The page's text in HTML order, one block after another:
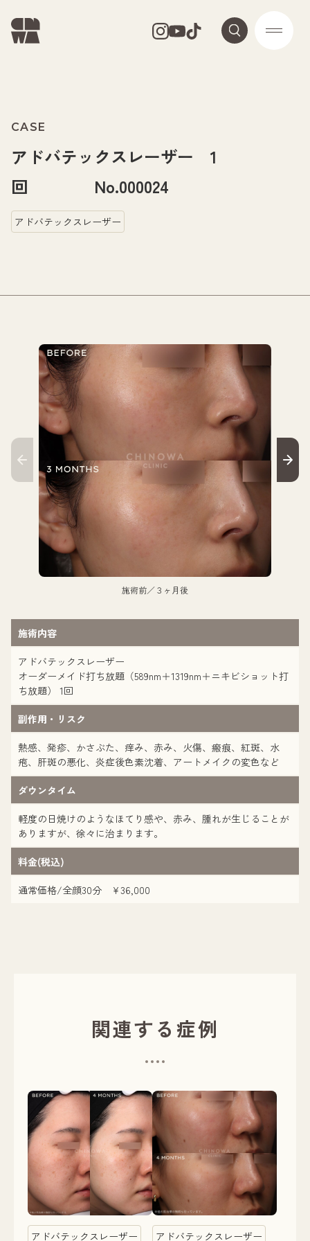
CASE
アドバテックスレーザー 1
回 No.000024
アドバテックスレーザー
施術前／３ヶ月後
施術内容
アドバテックスレーザー
オーダーメイド打ち放題（589nm＋1319nm＋ニキビショット打
ち放題） 1回
副作用・リスク
熱感、発疹、かさぶた、痒み、赤み、火傷、瘢痕、紅斑、水
疱、肝斑の悪化、炎症後色素沈着、アートメイクの変色など
ダウンタイム
軽度の日焼けのようなほてり感や、赤み、腫れが生じることが
ありますが、徐々に治まります。
料金(税込)
通常価格/全顔30分 ¥36,000
関連する症例
アドバテックスレーザー アドバテックスレーザー